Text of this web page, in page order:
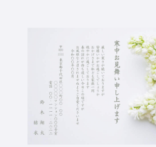
お支払い方法
出荷日・配送
ご利用ガイド
年賀家族について